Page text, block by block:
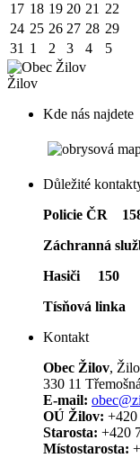
17 18 19 20 21 22
24 25 26 27 28 29
31 1 2 3 4 5
Žilov
Kde nás najdete
Důležité
Policie ČR
Záchranná
Hasiči 150
Tísňová linka
Kontakt
Obec Žilov,
330 11
E-mail:
OÚ Žilov: +420
Starosta: +420
Místostarosta: